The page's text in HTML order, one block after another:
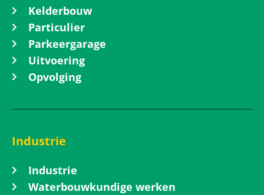
Kelderbouw
Particulier
Parkeergarage
Uitvoering
Opvolging
Industrie
Industrie
Waterbouwkundige werken